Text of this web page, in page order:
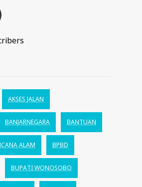
AKSES JALAN
BANJARNEGARA BANTUAN
ALAM BPBD
BUPATI WONOSOBO